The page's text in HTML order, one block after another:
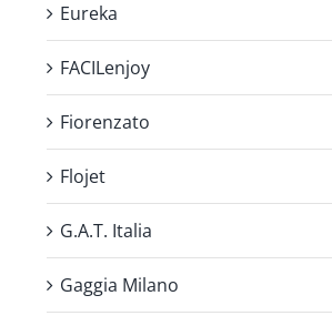
Eureka
FACILenjoy
Fiorenzato
Flojet
G.A.T. Italia
Gaggia Milano